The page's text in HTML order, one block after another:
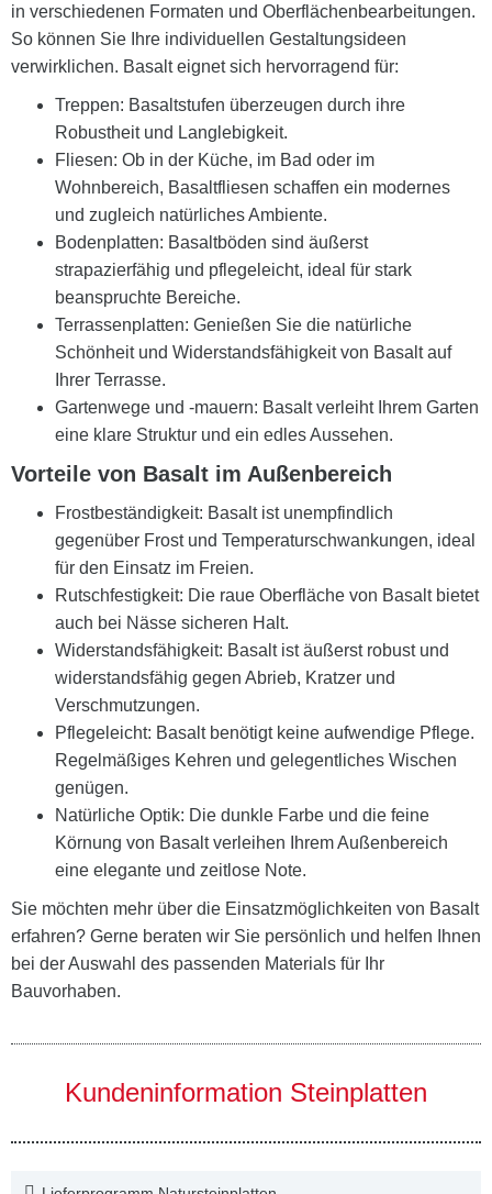
in verschiedenen Formaten und Oberflächenbearbeitungen.
So können Sie Ihre individuellen Gestaltungsideen
verwirklichen. Basalt eignet sich hervorragend für:
Treppen: Basaltstufen überzeugen durch ihre
Robustheit und Langlebigkeit.
Fliesen: Ob in der Küche, im Bad oder im
Wohnbereich, Basaltfliesen schaffen ein modernes
und zugleich natürliches Ambiente.
Bodenplatten: Basaltböden sind äußerst
strapazierfähig und pflegeleicht, ideal für stark
beanspruchte Bereiche.
Terrassenplatten: Genießen Sie die natürliche
Schönheit und Widerstandsfähigkeit von Basalt auf
Ihrer Terrasse.
Gartenwege und -mauern: Basalt verleiht Ihrem Garten
eine klare Struktur und ein edles Aussehen.
Vorteile von Basalt im Außenbereich
Frostbeständigkeit: Basalt ist unempfindlich
gegenüber Frost und Temperaturschwankungen, ideal
für den Einsatz im Freien.
Rutschfestigkeit: Die raue Oberfläche von Basalt bietet
auch bei Nässe sicheren Halt.
Widerstandsfähigkeit: Basalt ist äußerst robust und
widerstandsfähig gegen Abrieb, Kratzer und
Verschmutzungen.
Pflegeleicht: Basalt benötigt keine aufwendige Pflege.
Regelmäßiges Kehren und gelegentliches Wischen
genügen.
Natürliche Optik: Die dunkle Farbe und die feine
Körnung von Basalt verleihen Ihrem Außenbereich
eine elegante und zeitlose Note.
Sie möchten mehr über die Einsatzmöglichkeiten von Basalt
erfahren? Gerne beraten wir Sie persönlich und helfen Ihnen
bei der Auswahl des passenden Materials für Ihr
Bauvorhaben.
Kundeninformation Steinplatten